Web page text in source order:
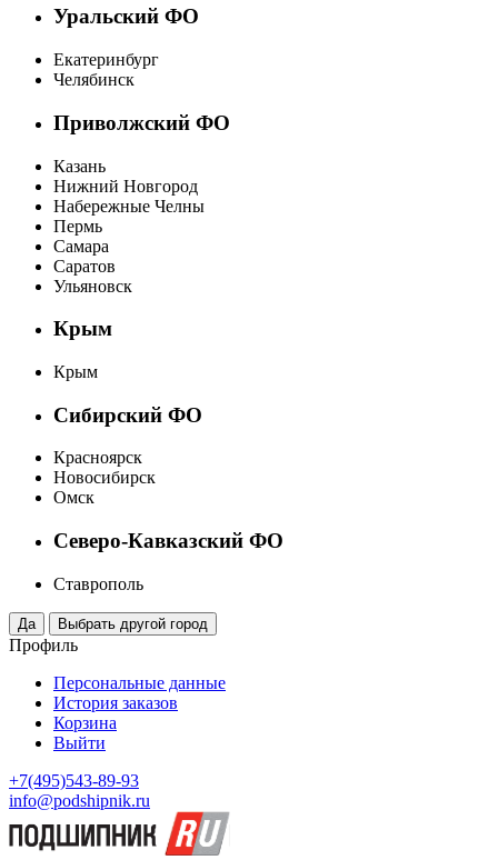
Уральский ФО
Екатеринбург
Челябинск
Приволжский ФО
Казань
Нижний Новгород
Набережные Челны
Пермь
Самара
Саратов
Ульяновск
Крым
Крым
Сибирский ФО
Красноярск
Новосибирск
Омск
Северо-Кавказский ФО
Ставрополь
Профиль
Персональные данные
История заказов
Корзина
Выйти
+7(495)543-89-93
info@podshipnik.ru